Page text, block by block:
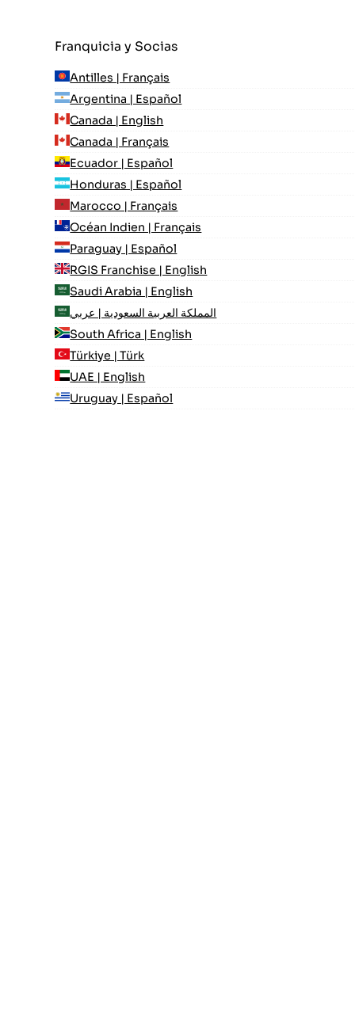
Franquicia y Socias
Antilles | Français
Argentina | Español
Canada | English
Canada | Français
Ecuador | Español
Honduras | Español
Marocco | Français
Océan Indien | Français
Paraguay | Español
RGIS Franchise | English
Saudi Arabia | English
المملكة العربية السعودية | عربي
South Africa | English
Türkiye | Türk
UAE | English
Uruguay | Español